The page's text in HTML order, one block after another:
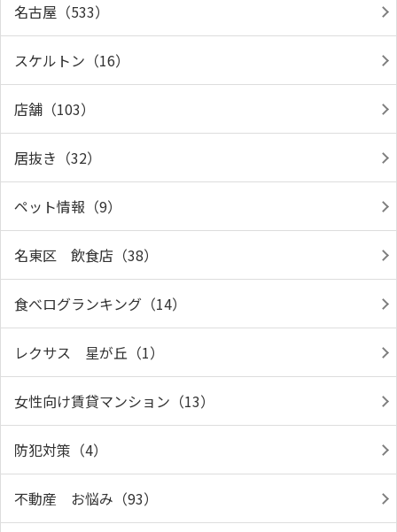
名古屋（533）
スケルトン（16）
店舗（103）
居抜き（32）
ペット情報（9）
名東区 飲食店（38）
食べログランキング（14）
レクサス 星が丘（1）
女性向け賃貸マンション（13）
防犯対策（4）
不動産 お悩み（93）